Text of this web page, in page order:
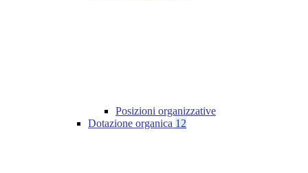
Posizioni organizzative
Dotazione organica 12